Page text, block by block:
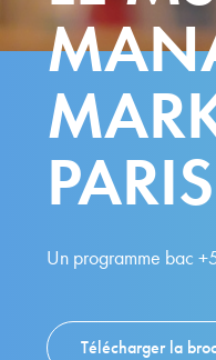
PARIS
Un programme bac
Télécharger la